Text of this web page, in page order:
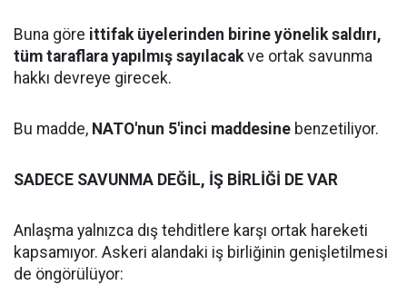
Buna göre ittifak üyelerinden birine yönelik saldırı,
tüm taraflara yapılmış sayılacakve ortak savunma
hakkı devreye girecek.
Bu madde, NATO'nun 5'inci maddesine benzetiliyor.
SADECE SAVUNMA DEĞİL, İŞ BİRLİĞİ DE VAR
Anlaşma yalnızca dış tehditlere karşı ortak hareketi
kapsamıyor. Askeri alandaki iş birliğinin genişletilmesi
de öngörülüyor: